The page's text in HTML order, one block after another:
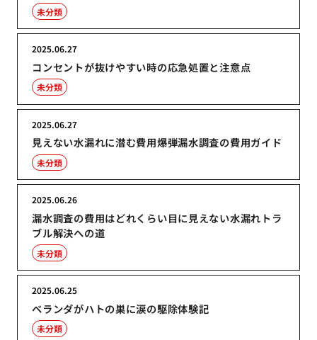
未分類
コンセントが抜けやすい時の応急処置と注意点
2025.06.27
未分類
見えない水漏れに潜む費用爆弾漏水調査の費用ガイド
2025.06.27
未分類
漏水調査の費用はどれくらい目に見えない水漏れトラ
ブル解決への道
2025.06.26
未分類
ベランダがハトの巣に涙の駆除体験記
2025.06.25
未分類